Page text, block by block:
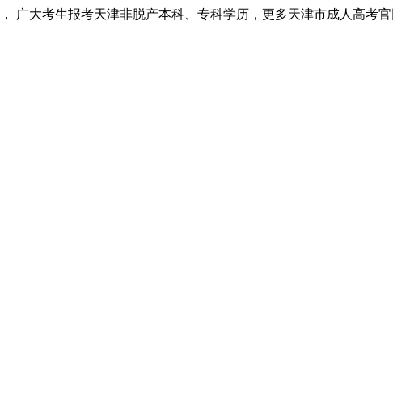
， 广大考生报考天津非脱产本科、专科学历，更多天津市成人高考